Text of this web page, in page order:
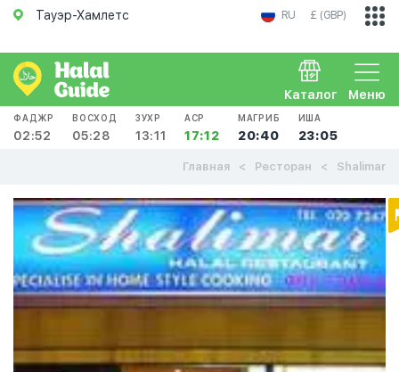
Тауэр-Хамлетс RU £ (GBP)
Меню
Каталог
ФАДЖР
02:52
ВОСХОД
05:28
ЗУХР
13:11
АСР
17:12
МАГРИБ
20:40
ИША
23:05
Главная Ресторан Shalimar